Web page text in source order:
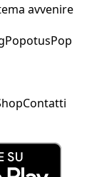
avvenire
PopotusPop
Contatti